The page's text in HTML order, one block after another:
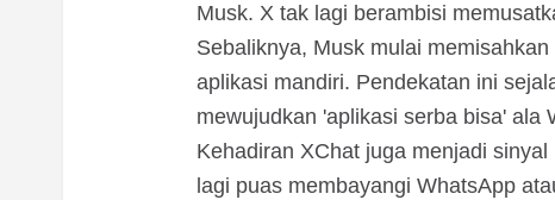
Musk. X tak lagi berambisi
Sebaliknya, Musk mulai
aplikasi mandiri. Pendekatan ini
mewujudkan 'aplikasi serba bisa' ala
Kehadiran XChat juga menjadi
lagi puas membayangi WhatsApp